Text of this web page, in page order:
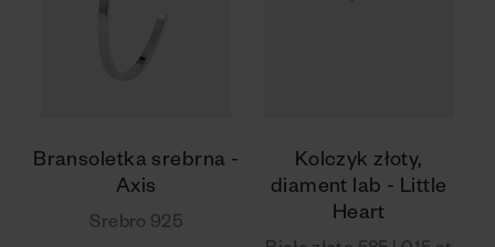
Bransoletka srebrna -
Axis
Srebro 925
Kolczyk złoty,
diament lab - Little
Heart